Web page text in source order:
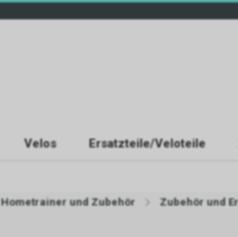
Velos Ersatzteile/Veloteile
Hometrainer und Zubehör Zubehör und